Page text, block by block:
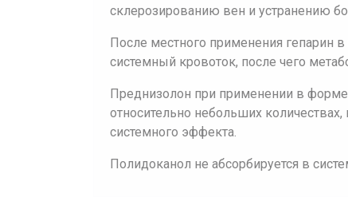
склерозированию вен и устранению
После местного применения гепарин в
системный кровоток, после чего
Преднизолон при применении в форме
относительно небольших
системного эффекта.
Полидоканол не абсорбируется в